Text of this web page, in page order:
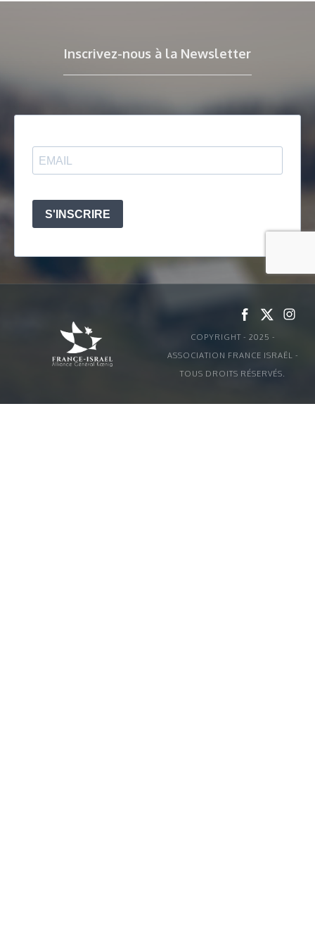
Inscrivez-nous à la Newsletter
COPYRIGHT - 2025 -
ASSOCIATION FRANCE ISRAËL -
TOUS DROITS RÉSERVÉS.